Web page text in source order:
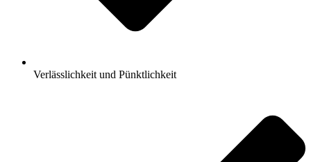
Verlässlichkeit und Pünktlichkeit